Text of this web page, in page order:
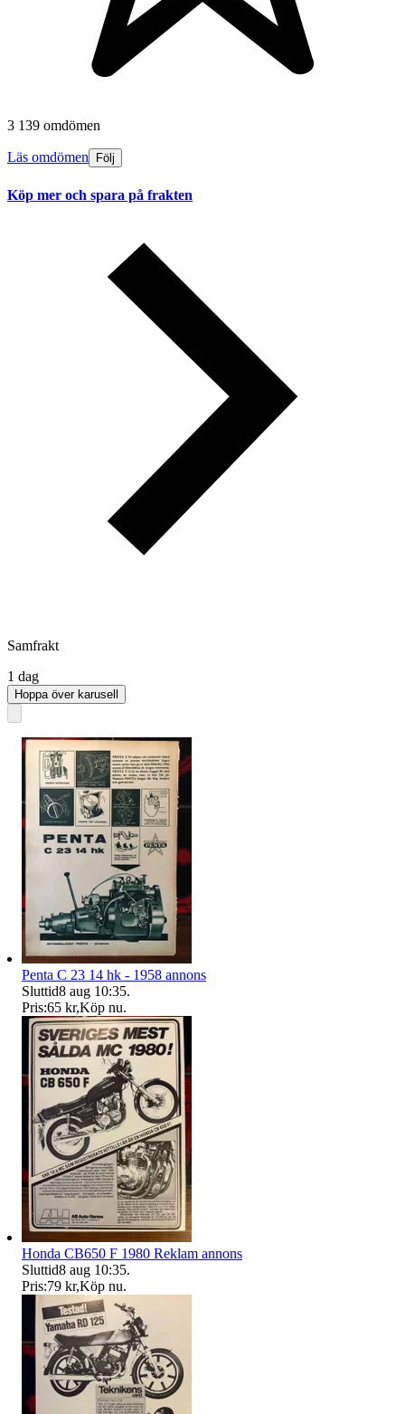
3 139 omdömen
Läs omdömen Följ
Köp mer och spara på frakten
Samfrakt
1 dag
Hoppa över karusell
Penta C 23 14 hk - 1958 annons
Sluttid8 aug 10:35.
Pris:65 kr,Köp nu.
Honda CB650 F 1980 Reklam annons
Sluttid8 aug 10:35.
Pris:79 kr,Köp nu.